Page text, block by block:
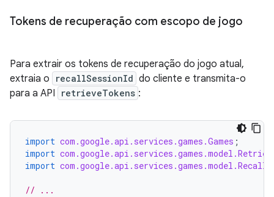
Tokens de recuperação com escopo de jogo
Para extrair os tokens de recuperação do jogo atual,
extraia o
recallSessionId do cliente e transmita-o
para a API
retrieveTokens :
import com.google.api.services.games.Games ;
import
import
// ...